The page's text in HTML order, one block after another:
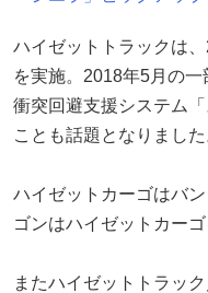
ハイゼットトラックは
を実施。2018年5月の
衝突回避支援システム
ことも話題となりました
ハイゼットカーゴはバ
ゴンはハイゼットカー
またハイゼットトラッ